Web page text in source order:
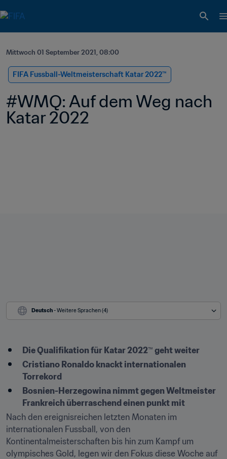
Mittwoch 01 September 2021, 08:00
FIFA Fussball-Weltmeisterschaft Katar 2022™
#WMQ: Auf dem Weg nach
Katar 2022
Deutsch - Weitere Sprachen (4)
Die Qualifikation für Katar 2022™ geht weiter
Cristiano Ronaldo knackt internationalen
Torrekord
Bosnien-Herzegowina nimmt gegen Weltmeister
Frankreich überraschend einen punkt mit
Nach den ereignisreichen letzten Monaten im
internationalen Fussball, von den
Kontinentalmeisterschaften bis hin zum Kampf um
olympisches Gold, legen wir den Fokus diese Woche auf